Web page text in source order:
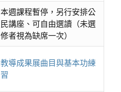
本週課程暫停，另行安排公
民講座、可自由選讀（未選
修者視為缺席一次）
教導成果展曲目與基本功練
習